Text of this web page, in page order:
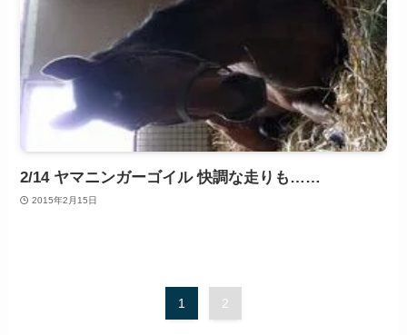
2/14 ヤマニンガーゴイル 快調な走りも……
2015年2月15日
1 2